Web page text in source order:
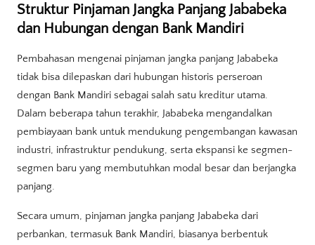
Struktur Pinjaman Jangka Panjang Jababeka
dan Hubungan dengan Bank Mandiri
Pembahasan mengenai pinjaman jangka panjang Jababeka
tidak bisa dilepaskan dari hubungan historis perseroan
dengan Bank Mandiri sebagai salah satu kreditur utama.
Dalam beberapa tahun terakhir, Jababeka mengandalkan
pembiayaan bank untuk mendukung pengembangan kawasan
industri, infrastruktur pendukung, serta ekspansi ke segmen-
segmen baru yang membutuhkan modal besar dan berjangka
panjang.
Secara umum, pinjaman jangka panjang Jababeka dari
perbankan, termasuk Bank Mandiri, biasanya berbentuk